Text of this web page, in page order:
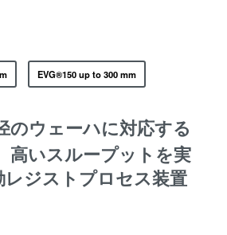
リッド接合
ComBond® 高真空ウェーハ
検査・計測
EVG®150 up to 300 mm
のウェーハに対応する
高いスループットを実
レジストプロセス装置